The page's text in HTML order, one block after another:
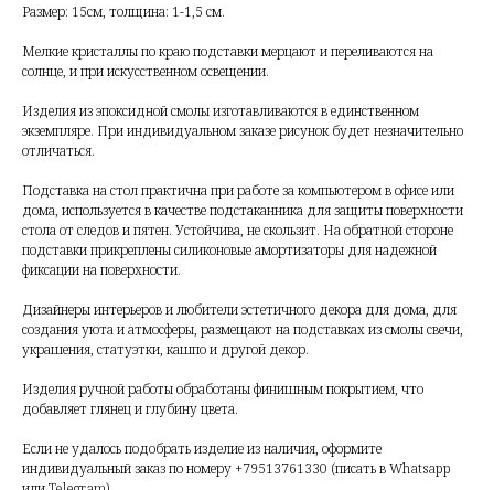
Размер: 15см, толщина: 1-1,5 см.
Мелкие кристаллы по краю подставки мерцают и переливаются на
солнце, и при искусственном освещении.
Изделия из эпоксидной смолы изготавливаются в единственном
экземпляре. При индивидуальном заказе рисунок будет незначительно
отличаться.
Подставка на стол практична при работе за компьютером в офисе или
дома, используется в качестве подстаканника для защиты поверхности
стола от следов и пятен. Устойчива, не скользит. На обратной стороне
подставки прикреплены силиконовые амортизаторы для надежной
фиксации на поверхности.
Дизайнеры интерьеров и любители эстетичного декора для дома, для
создания уюта и атмосферы, размещают на подставках из смолы свечи,
украшения, статуэтки, кашпо и другой декор.
Изделия ручной работы обработаны финишным покрытием, что
добавляет глянец и глубину цвета.
Если не удалось подобрать изделие из наличия, оформите
индивидуальный заказ по номеру +79513761330 (писать в Whatsapp